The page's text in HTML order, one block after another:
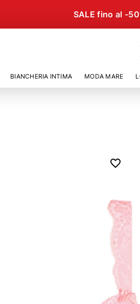
SALE fino al -
BIANCHERIA INTIMA MODA MARE